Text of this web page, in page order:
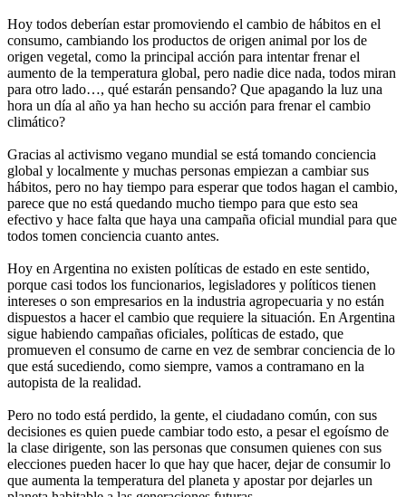
Hoy todos deberían estar promoviendo el cambio de hábitos en el
consumo, cambiando los productos de origen animal por los de
origen vegetal, como la principal acción para intentar frenar el
aumento de la temperatura global, pero nadie dice nada, todos miran
para otro lado…, qué estarán pensando? Que apagando la luz una
hora un día al año ya han hecho su acción para frenar el cambio
climático?
Gracias al activismo vegano mundial se está tomando conciencia
global y localmente y muchas personas empiezan a cambiar sus
hábitos, pero no hay tiempo para esperar que todos hagan el cambio,
parece que no está quedando mucho tiempo para que esto sea
efectivo y hace falta que haya una campaña oficial mundial para que
todos tomen conciencia cuanto antes.
Hoy en Argentina no existen políticas de estado en este sentido,
porque casi todos los funcionarios, legisladores y políticos tienen
intereses o son empresarios en la industria agropecuaria y no están
dispuestos a hacer el cambio que requiere la situación. En Argentina
sigue habiendo campañas oficiales, políticas de estado, que
promueven el consumo de carne en vez de sembrar conciencia de lo
que está sucediendo, como siempre, vamos a contramano en la
autopista de la realidad.
Pero no todo está perdido, la gente, el ciudadano común, con sus
decisiones es quien puede cambiar todo esto, a pesar el egoísmo de
la clase dirigente, son las personas que consumen quienes con sus
elecciones pueden hacer lo que hay que hacer, dejar de consumir lo
que aumenta la temperatura del planeta y apostar por dejarles un